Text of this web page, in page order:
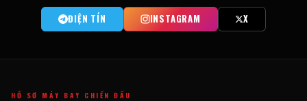
ĐIỆN TÍN INSTAGRAM X
HỒ SƠ MÁY BAY CHIẾN ĐẤU